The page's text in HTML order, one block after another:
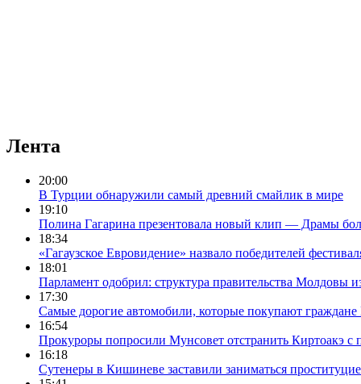
Лента
20:00
В Турции обнаружили самый древний смайлик в мире
19:10
Полина Гагарина презентовала новый клип — Драмы
18:34
«Гагаузское Евровидение» назвало победителей
18:01
Парламент одобрил: структура правительства Молдовы
17:30
Самые дорогие автомобили, которые покупают
16:54
Прокуроры попросили Мунсовет отстранить Киртоакэ с
16:18
Сутенеры в Кишиневе заставили заниматься